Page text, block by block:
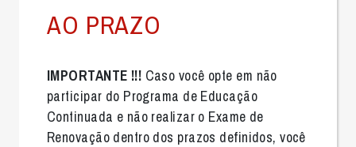
AO PRAZO
IMPORTANTE !!! Caso você opte em não
participar do Programa de Educação
Continuada e não realizar o Exame de
Renovação dentro dos prazos definidos, você